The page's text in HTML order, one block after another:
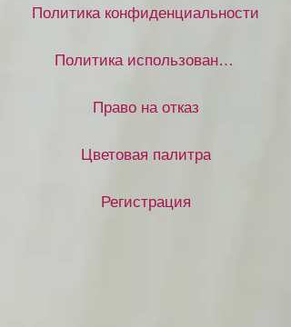
Политика конфиденциальности
Политика использования файлов cookie
Право на отказ
Цветовая палитра
Регистрация